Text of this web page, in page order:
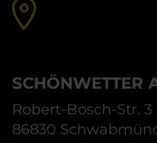
SCHÖNWETTER
Robert-Bosch-Str. 3
86830